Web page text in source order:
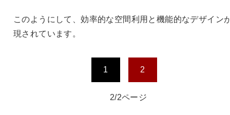
このようにして、効率的な空間利用と機能的なデザイン
現されています。
1 2
2/2ページ